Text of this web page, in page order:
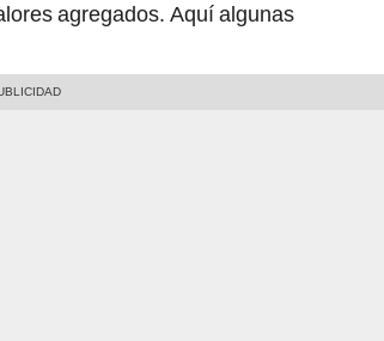
agregados. Aquí algunas